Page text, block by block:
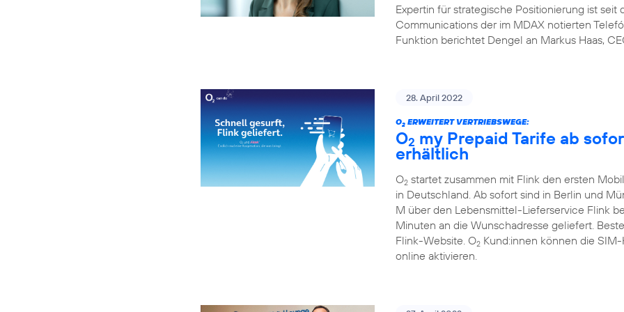
Expertin für strategische Positionierung ist seit
Communications der im MDAX notierten
Funktion berichtet Dengel an Markus Haas,
28. April 2022
O2 ERWEITERT VERTRIEBSWEGE:
O2 my Prepaid Tarife ab
erhältlich
O2 startet zusammen mit Flink den ersten
in Deutschland. Ab sofort sind in Berlin und
M über den Lebensmittel-Lieferservice Flink
Minuten an die Wunschadresse geliefert.
Flink-Website. O2 Kund:innen können die
online aktivieren.